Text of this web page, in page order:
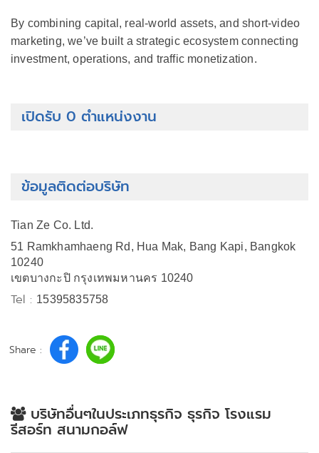
By combining capital, real-world assets, and short-video
marketing, we’ve built a strategic ecosystem connecting
investment, operations, and traffic monetization.
เปิดรับ 0 ตำแหน่งงาน
ข้อมูลติดต่อบริษัท
Tian Ze Co. Ltd.
51 Ramkhamhaeng Rd, Hua Mak, Bang Kapi, Bangkok
10240
เขตบางกะปิ กรุงเทพมหานคร 10240
Tel : 15395835758
Share :
บริษัทอื่นๆในประเภทธุรกิจ ธุรกิจ โรงแรม
รีสอร์ท สนามกอล์ฟ